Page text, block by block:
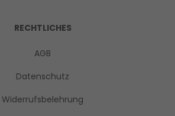
RECHTLICHES
AGB
Datenschutz
Widerrufsbelehrung